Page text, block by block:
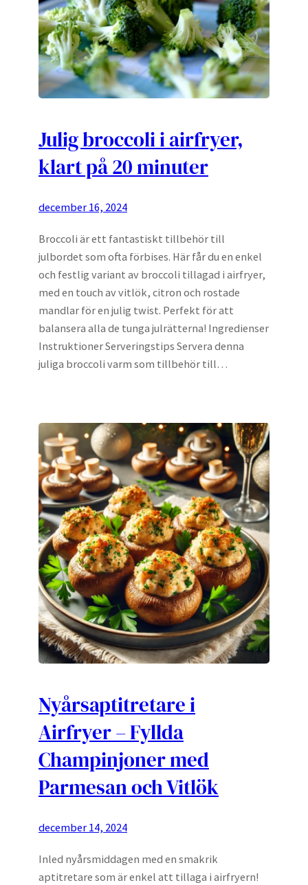
Julig broccoli i airfryer,
klart på 20 minuter
december 16, 2024
Broccoli är ett fantastiskt tillbehör till
julbordet som ofta förbises. Här får du en enkel
och festlig variant av broccoli tillagad i airfryer,
med en touch av vitlök, citron och rostade
mandlar för en julig twist. Perfekt för att
balansera alla de tunga julrätterna! Ingredienser
Instruktioner Serveringstips Servera denna
juliga broccoli varm som tillbehör till…
Nyårsaptitretare i
Airfryer – Fyllda
Champinjoner med
Parmesan och Vitlök
december 14, 2024
Inled nyårsmiddagen med en smakrik
aptitretare som är enkel att tillaga i airfryern!